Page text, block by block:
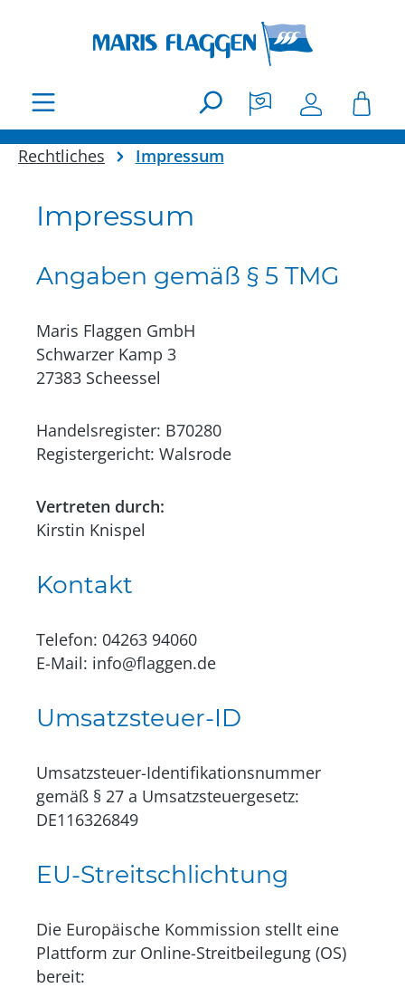
Rechtliches Impressum
Impressum
Angaben gemäß § 5 TMG
Maris Flaggen GmbH
Schwarzer Kamp 3
27383 Scheessel
Handelsregister: B70280
Registergericht: Walsrode
Vertreten durch:
Kirstin Knispel
Kontakt
Telefon: 04263 94060
E-Mail: info@flaggen.de
Umsatzsteuer-ID
Umsatzsteuer-Identifikationsnummer
gemäß § 27 a Umsatzsteuergesetz:
DE116326849
EU-Streitschlichtung
Die Europäische Kommission stellt eine
Plattform zur Online-Streitbeilegung (OS)
bereit: